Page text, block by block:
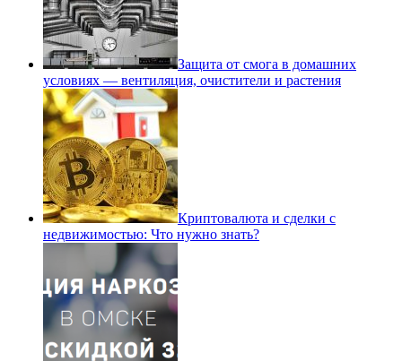
Защита от смога в домашних
условиях — вентиляция, очистители и растения
Криптовалюта и сделки с
недвижимостью: Что нужно знать?